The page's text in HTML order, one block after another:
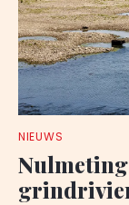
NIEUWS